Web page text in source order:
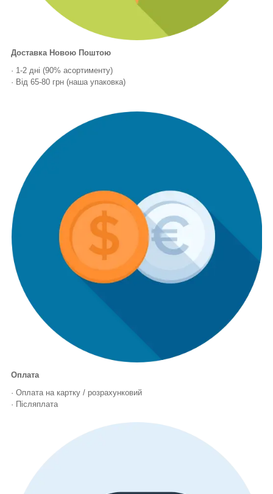
Доставка Новою Поштою
· 1-2 дні (90% асортименту)
· Від 65-80 грн (наша упаковка)
Оплата
· Оплата на картку / розрахунковий
· Післяплата